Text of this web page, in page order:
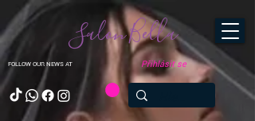
FOLLOW OUR NEWS AT
Salon Bella
Přihlásit se